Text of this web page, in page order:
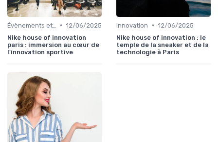
• 12/06/2025
Nike house of innovation
paris : immersion au cœur de
l'innovation sportive
Innovation • 12/06/2025
Nike house of innovation : le
temple de la sneaker et de la
technologie à Paris